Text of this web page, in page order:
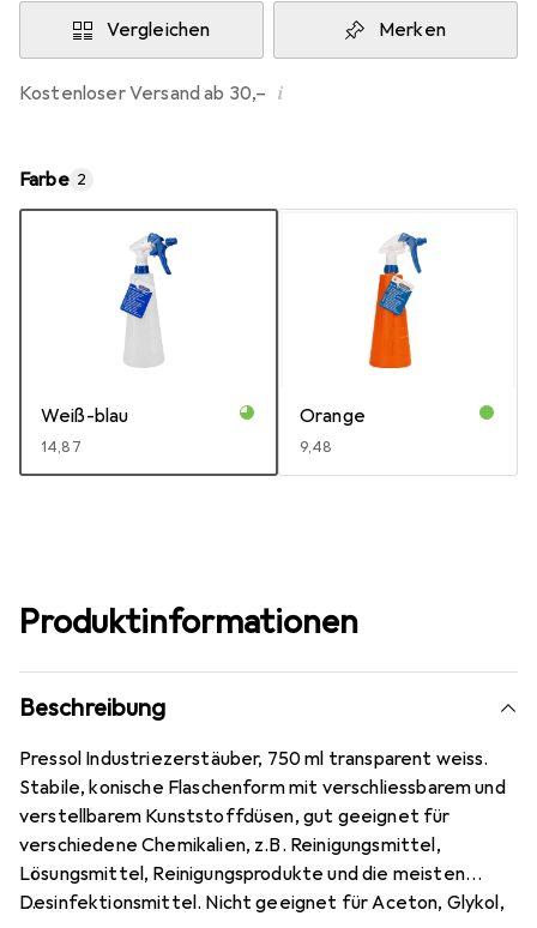
Vergleichen Merken
Kostenloser Versand ab 30,– i
Farbe 2
Weiß-blau
EUR
14,87
Orange
EUR
9,48
Produktinformationen
Beschreibung
Pressol Industriezerstäuber, 750 ml transparent weiss.
Stabile, konische Flaschenform mit verschliessbarem und
verstellbarem Kunststoffdüsen, gut geeignet für
verschiedene Chemikalien, z.B. Reinigungsmittel,
Lösungsmittel, Reinigungsprodukte und die meisten
Desinfektionsmittel. Nicht geeignet für Aceton, Glykol,